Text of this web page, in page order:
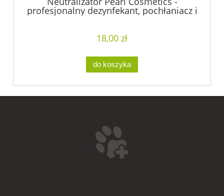
profesjonalny dezynfekant, pochłaniacz i
neutralizator zapachów 500g
18,00 zł
do koszyka